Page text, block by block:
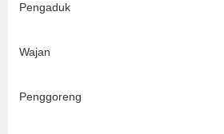
Pengaduk
Wajan
Penggoreng